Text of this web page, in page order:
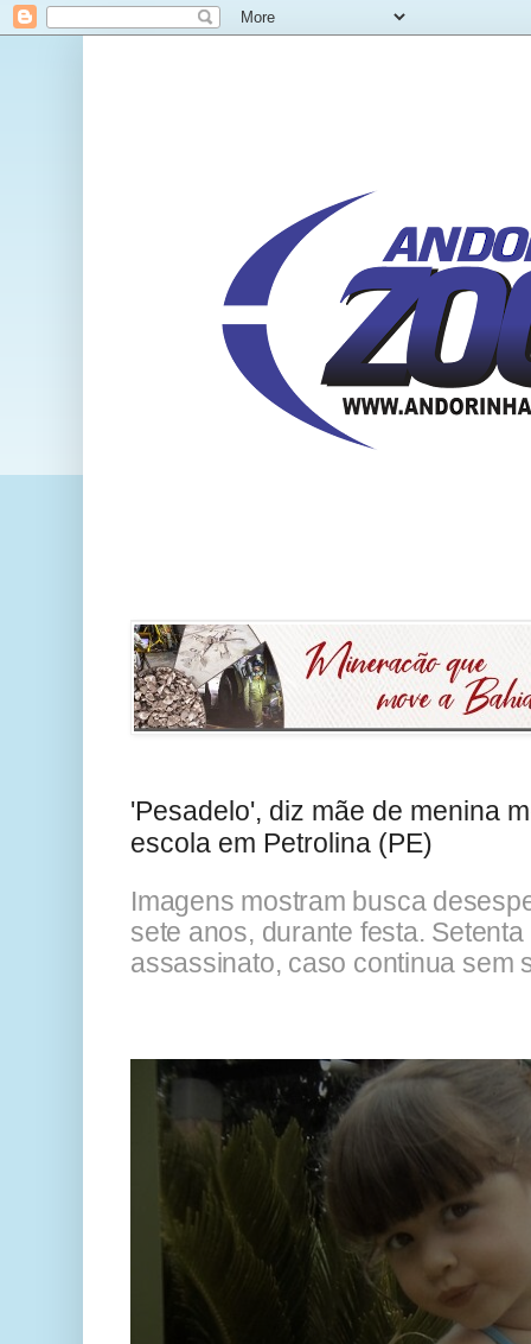
'Pesadelo', diz mãe de menina
escola em Petrolina (PE)
Imagens mostram busca
sete anos, durante festa.
assassinato, caso continua sem